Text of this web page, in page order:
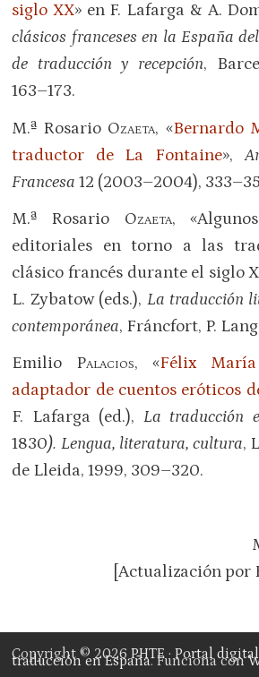
siglo XX» en F. Lafarga & A.
clásicos franceses en la España
de traducción y recepción,
163–173.
M.ª Rosario Ozaeta, «Bernardo
traductor de La Fontaine»,
Francesa12 (2003–2004),
M.ª Rosario Ozaeta,
editoriales en torno a las
clásico francés durante el siglo
L. Zybatow (eds.), La traducción
contemporánea, Fráncfort, P.
Emilio Palacios, «Félix
adaptador de cuentos eróticos
F. Lafarga (ed.), La traducción
1830). Lengua, literatura, cultura,
de Lleida, 1999, 309–320.
[Actualización por
Copyright © 2026PHTE · Portal
traducción en España. Funciona con